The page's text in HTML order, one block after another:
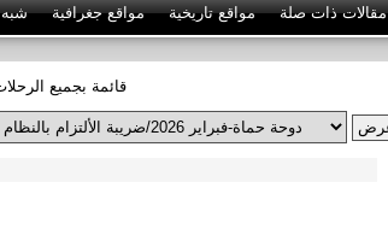
شبه مواقع جغرافية مواقع تاريخية مقالات ذات صلة
قائمة بجميع